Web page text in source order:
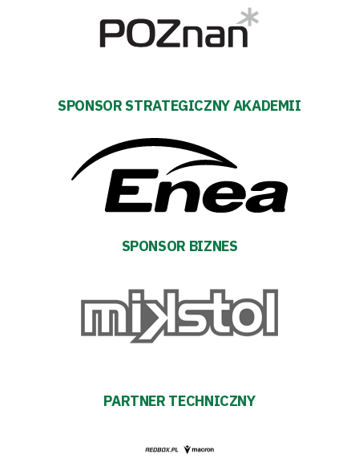
Sponsorzy
Polityka
prywatności
Regulaminy
#WARTOpobrać
Prowizja
SPONSOR STRATEGICZNY AKADEMII
SPONSOR BIZNES
PARTNER TECHNICZNY